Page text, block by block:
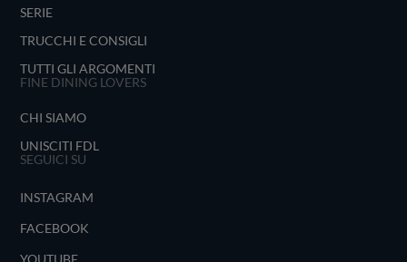
SERIE
TRUCCHI E CONSIGLI
TUTTI GLI ARGOMENTI
FINE DINING LOVERS
CHI SIAMO
UNISCITI FDL
SEGUICI SU
INSTAGRAM
FACEBOOK
YOUTUBE